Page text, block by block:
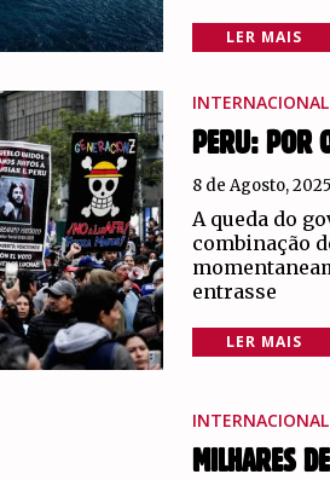
LER MAIS
INTERNACIONAL
PERU: POR
8 de Agosto, 2025
A queda do
combinação
entrasse
LER MAIS
INTERNACIONAL
MILHARES